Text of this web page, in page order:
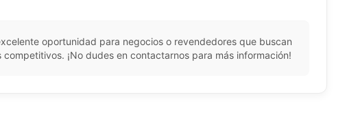
oportunidad para negocios o revendedores que buscan
¡No dudes en contactarnos para más información!